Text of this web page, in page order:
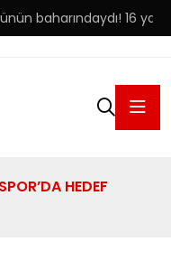
baharındaydı! 16
HEDEF